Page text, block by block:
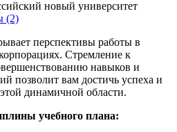
(2)
перспективы работы в
Стремление к
навыков и
позволит вам достичь успеха и
динамичной области.
учебного плана: